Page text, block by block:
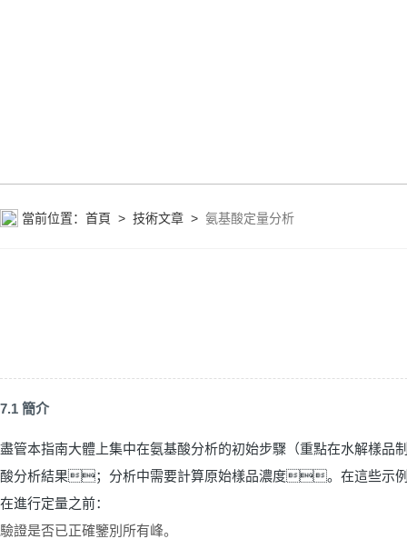
當前位置： 首頁 > 技術文章 > 氨基酸定量分析
7.1 簡介
盡管本指南大體上集中在氨基酸分析的初始步驟（重點在水解
酸分析結果；分析中需要計算原始樣品濃度。在這些示
在進行定量之前：
驗證是否已正確鑒別所有峰。